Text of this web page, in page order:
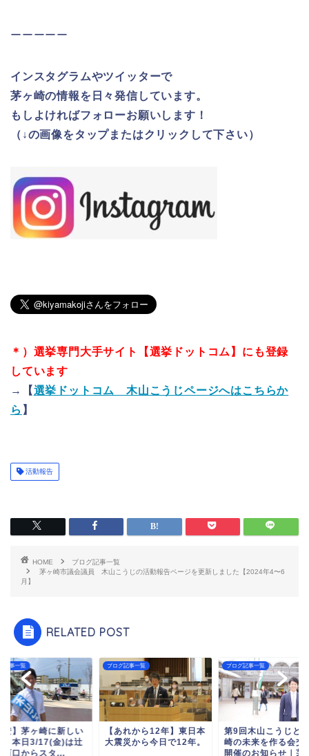
ーーーーー
インスタグラムやツイッターで
茅ヶ崎の情報を日々発信しています。
もしよければフォローお願いします！
（↓の画像をタップまたはクリックして下さい）
＊）選挙専門大手サイト【選挙ドットコム】にも登録
しています
→【選挙ドットコム 木山こうじページへはこちらか
ら 】
活動報告
HOME
ブログ記事一覧
茅ヶ崎市議会議員 木山こうじの活動報告ページを更新しました【2024年4〜6
月】
RELATED POST
記事一覧
安】茅ヶ崎に新しい
！本日3/17(金)は辻
西口からスタ...
ブログ記事一覧
【あれから12年】東日本
大震災から今日で12年。
ブログ記事一覧
第9回木山こうじと
崎の未来を作る会交
開催のお知らせ｜茅